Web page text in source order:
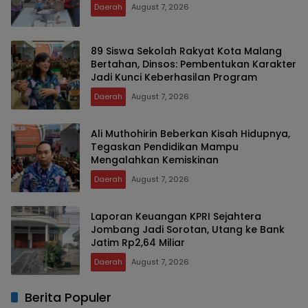
Daerah August 7, 2026
89 Siswa Sekolah Rakyat Kota Malang
Bertahan, Dinsos: Pembentukan Karakter
Jadi Kunci Keberhasilan Program
Daerah August 7, 2026
Ali Muthohirin Beberkan Kisah Hidupnya,
Tegaskan Pendidikan Mampu
Mengalahkan Kemiskinan
Daerah August 7, 2026
Laporan Keuangan KPRI Sejahtera
Jombang Jadi Sorotan, Utang ke Bank
Jatim Rp2,64 Miliar
Daerah August 7, 2026
Berita Populer